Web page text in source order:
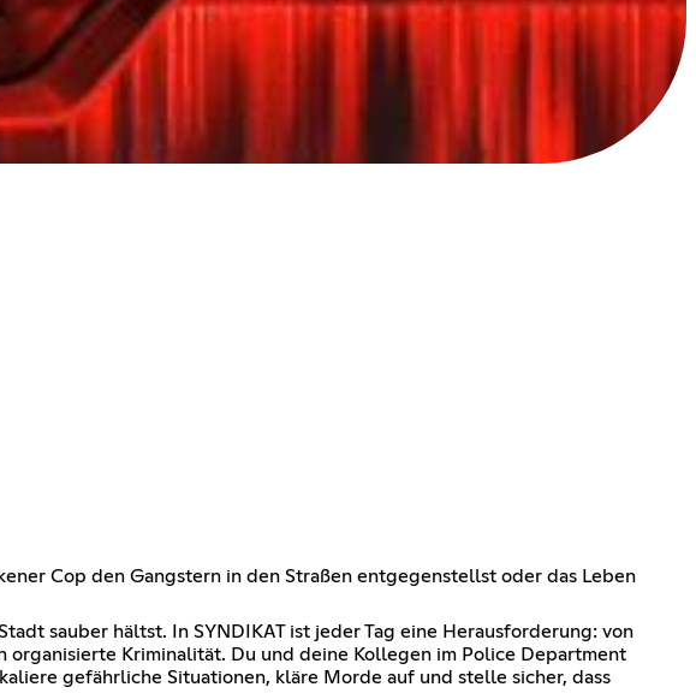
Cop den Gangstern in den Straßen entgegenstellst oder das Leben
sauber hältst. In SYNDIKAT ist jeder Tag eine Herausforderung: von
Kriminalität. Du und deine Kollegen im Police Department
gefährliche Situationen, kläre Morde auf und stelle sicher, dass